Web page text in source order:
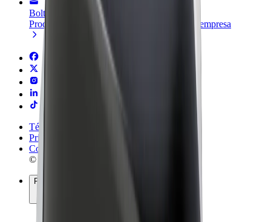
Bolt para empresas
Productos y servicios de Bolt adaptados a tu empresa
Términos y Condiciones
Privacidad
Cookies
© 2026 Bolt Technology OÜ
Productos